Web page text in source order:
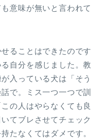
意味が無いと言われて
ることはできたのです
自分を感じました。教
入っている犬は「そう
で。ミス一つ一つで訓
の人はやらなくても良
てブレさせてチェック
たなくてはダメです。